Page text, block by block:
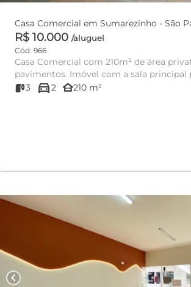
Casa Comercial em
R$ 10.000 /aluguel
Cód: 966
Casa Comercial com 210m² de área privativa sendo dois
pavimentos. Imóvel com a sala principal
salas...
3 directions_car2 other_houses210 m²
chevron_left